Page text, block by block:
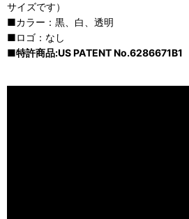
サイズです）
■カラー：黒、白、透明
■ロゴ：なし
■特許商品:US PATENT No.6286671B1